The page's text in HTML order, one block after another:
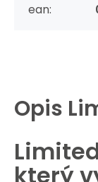
ean:
Opis
který